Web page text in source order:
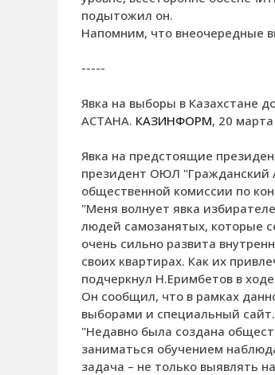
подытожил он.
Напомним, что внеочередные
-----
Явка на выборы в Казахстане
АСТАНА. КАЗИНФОРМ, 20 марта
Явка на предстоящие
президент ОЮЛ "Гражданский
общественной комиссии по
"Меня волнует явка
людей самозанятых, которые
очень сильно развита
своих квартирах. Как их
подчеркнул Н.Еримбетов в
Он сообщил, что в рамках
выборами и специальный сайт.
"Недавно была создана
заниматься обучением
задача – не только выявлять